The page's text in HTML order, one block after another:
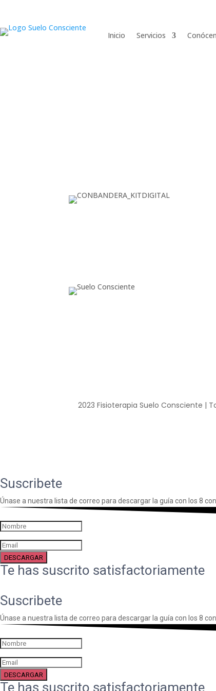
Inicio Servicios
2023 Fisioterapia Suelo Consciente |
Suscribete
Únase a nuestra lista de correo para descargar la guía con los 8
DESCARGAR
Te has suscrito satisfactoriamente
Suscribete
Únase a nuestra lista de correo para descargar la guía con los 8
DESCARGAR
Te has suscrito satisfactoriamente